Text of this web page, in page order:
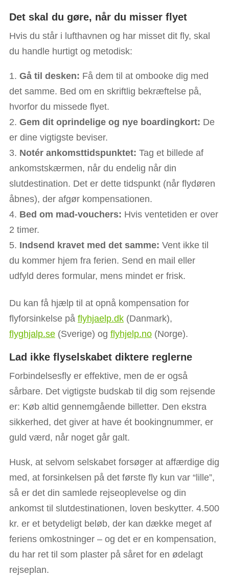
Det skal du gøre, når du misser flyet
Hvis du står i lufthavnen og har misset dit fly, skal
du handle hurtigt og metodisk:
Gå til desken: Få dem til at ombooke dig med
det samme. Bed om en skriftlig bekræftelse på,
hvorfor du missede flyet.
Gem dit oprindelige og nye boardingkort: De
er dine vigtigste beviser.
Notér ankomsttidspunktet: Tag et billede af
ankomstskærmen, når du endelig når din
slutdestination. Det er dette tidspunkt (når flydøren
åbnes), der afgør kompensationen.
Bed om mad-vouchers: Hvis ventetiden er over
2 timer.
Indsend kravet med det samme: Vent ikke til
du kommer hjem fra ferien. Send en mail eller
udfyld deres formular, mens mindet er frisk.
Du kan få hjælp til at opnå kompensation for
flyforsinkelse på flyhjaelp.dk(Danmark),
flyghjalp.se(Sverige) og flyhjelp.no(Norge).
Lad ikke flyselskabet diktere reglerne
Forbindelsesfly er effektive, men de er også
sårbare. Det vigtigste budskab til dig som rejsende
er: Køb altid gennemgående billetter. Den ekstra
sikkerhed, det giver at have ét bookingnummer, er
guld værd, når noget går galt.
Husk, at selvom selskabet forsøger at affærdige dig
med, at forsinkelsen på det første fly kun var “lille”,
så er det din samlede rejseoplevelse og din
ankomst til slutdestinationen, loven beskytter. 4.500
kr. er et betydeligt beløb, der kan dække meget af
feriens omkostninger – og det er en kompensation,
du har ret til som plaster på såret for en ødelagt
rejseplan.